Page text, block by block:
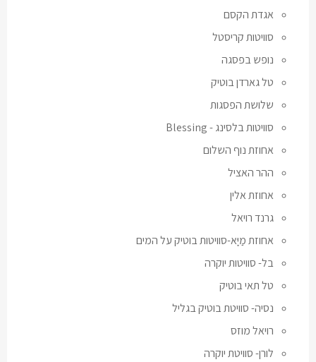
אגדת הקסם
סוויטות קריסטל
נופש בפסגה
טל גארדן בוטיק
שלושת הפסגות
סוויטות בלסינג - Blessing
אחוזת נוף השלום
ההר האציל
אחוזת אלין
גרנד רויאל
אחוזת מַיָּא-סוויטות בוטיק על המים
בל- סוויטות יוקרה
טל תאי בוטיק
נסיה- סוויטת בוטיק בגליל
רויאל מוזס
לורן- סוויטת יוקרה